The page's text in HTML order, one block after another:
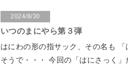
2024/8/30
いつのまにやら第３弾
はにわの形の指サック、その名も
そうで・・・ 今回の「はにさっく」